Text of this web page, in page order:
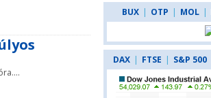
BUX | OTP | MOL |
DAX | FTSE | S&P 500